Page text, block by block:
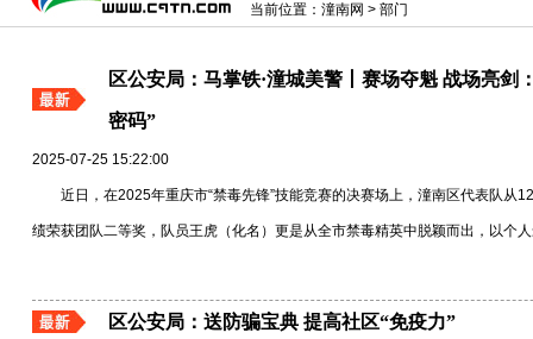
当前位置：潼南网 > 部门
区公安局：马掌铁·潼城美警丨赛场夺魁 战场亮剑
密码”
2025-07-25 15:22:00
近日，在2025年重庆市“禁毒先锋”技能竞赛的决赛场上，潼南区代表队从
绩荣获团队二等奖，队员王虎（化名）更是从全市禁毒精英中脱颖而出，以个
区公安局：送防骗宝典 提高社区“免疫力”